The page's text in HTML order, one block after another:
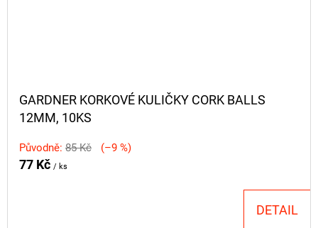
GARDNER KORKOVÉ KULIČKY CORK BALLS
12MM, 10KS
Původně: 85 Kč (–9 %)
77 Kč / ks
DETAIL